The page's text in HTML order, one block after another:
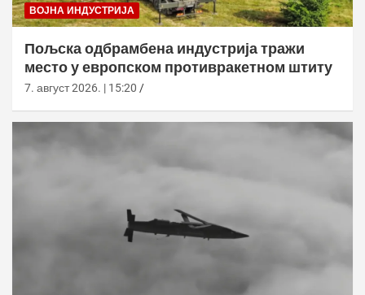
ВОЈНА ИНДУСТРИЈА
Пољска одбрамбена индустрија тражи
место у европском противракетном штиту
7. август 2026. | 15:20